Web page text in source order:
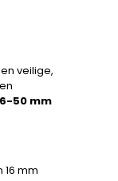
veilige,
50 mm
mm